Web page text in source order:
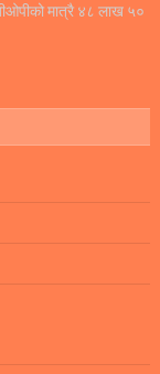
मात्रै ४८ लाख ५०